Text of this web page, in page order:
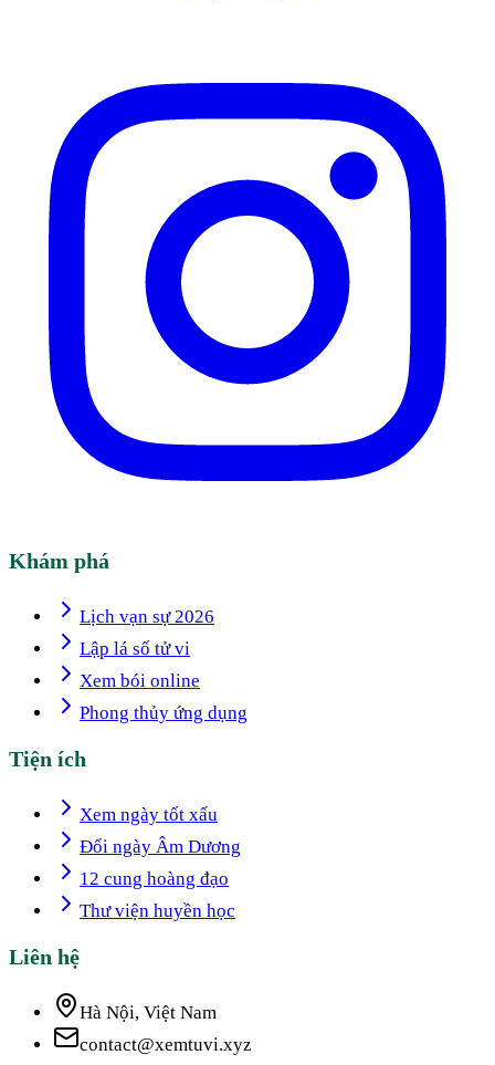
Khám phá
Lịch vạn sự 2026
Lập lá số tử vi
Xem bói online
Phong thủy ứng dụng
Tiện ích
Xem ngày tốt xấu
Đổi ngày Âm Dương
12 cung hoàng đạo
Thư viện huyền học
Liên hệ
Hà Nội, Việt Nam
contact@xemtuvi.xyz